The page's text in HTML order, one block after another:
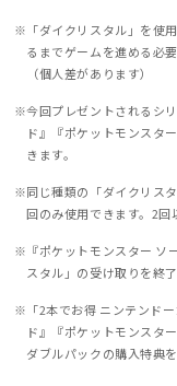
「ダイクリスタル」を使
るまでゲームを進める必
（個人差があります）
今回プレゼントされるシ
ド』『ポケットモンスタ
きます。
同じ種類の「ダイクリス
回のみ使用できます。2回
『ポケットモンスター
スタル」の受け取りを終
「2本でお得 ニンテンド
ド』『ポケットモンスタ
ダブルパックの購入特典